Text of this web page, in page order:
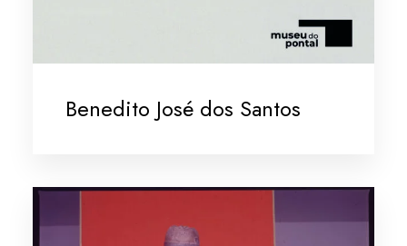
Benedito José dos Santos